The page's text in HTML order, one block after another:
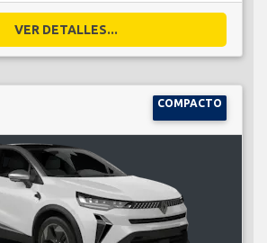
VER DETALLES...
COMPACTO